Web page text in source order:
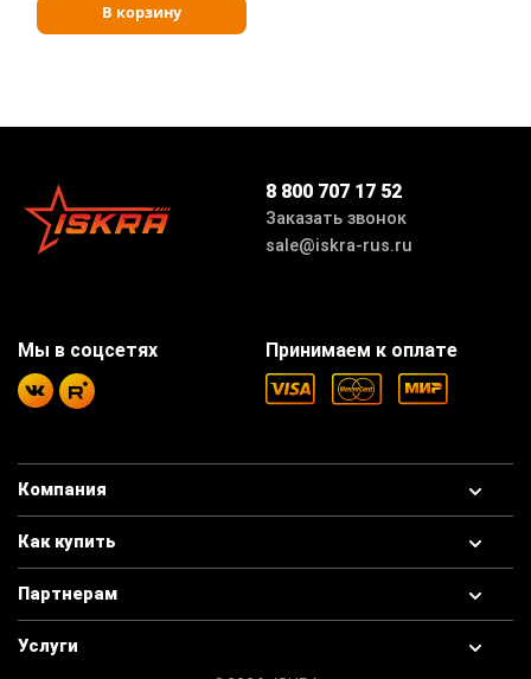
В корзину
8 800 707 17 52
Заказать звонок
sale@iskra-rus.ru
Компания
Как купить
Партнерам
Услуги
Принимаем к оплате
Мы в соцсетях